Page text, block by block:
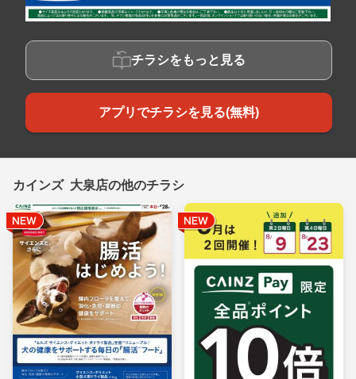
チラシをもっと見る
アプリでチラシを見る(無料)
カインズ 大泉店の他のチラシ